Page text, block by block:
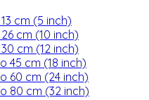
cm (5 inch)
cm (10 inch)
cm (12 inch)
45 cm (18 inch)
60 cm (24 inch)
80 cm (32 inch)